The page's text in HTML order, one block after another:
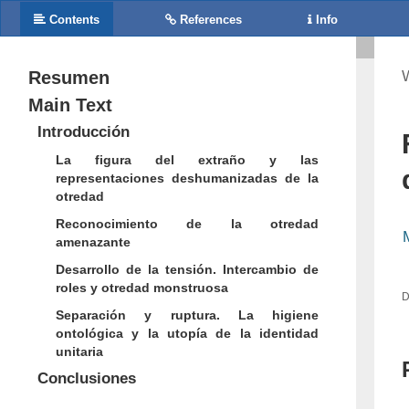
Resumen
Main Text
Introducción
La figura del extraño y las
representaciones deshumanizadas de la
otredad
Reconocimiento de la otredad
amenazante
Desarrollo de la tensión. Intercambio de
roles y otredad monstruosa
Separación y ruptura. La higiene
ontológica y la utopía de la identidad
unitaria
Conclusiones
Contents References Info